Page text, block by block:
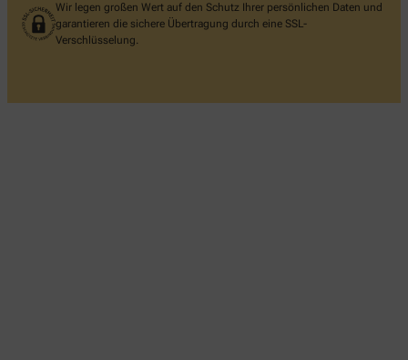
Wir legen großen Wert auf den Schutz Ihrer persönlichen Daten und
garantieren die sichere Übertragung durch eine SSL-
Verschlüsselung.